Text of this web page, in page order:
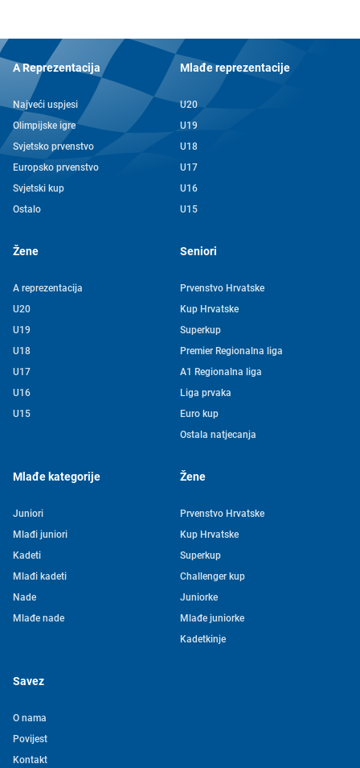
A Reprezentacija
Najveći uspjesi
Olimpijske igre
Svjetsko prvenstvo
Europsko prvenstvo
Svjetski kup
Ostalo
Mlađe reprezentacije
U20
U19
U18
U17
U16
U15
Žene
A reprezentacija
U20
U19
U18
U17
U16
U15
Seniori
Prvenstvo Hrvatske
Kup Hrvatske
Superkup
Premier Regionalna liga
A1 Regionalna liga
Liga prvaka
Euro kup
Ostala natjecanja
Mlađe kategorije
Juniori
Mlađi juniori
Kadeti
Mlađi kadeti
Nade
Mlađe nade
Žene
Prvenstvo Hrvatske
Kup Hrvatske
Superkup
Challenger kup
Juniorke
Mlađe juniorke
Kadetkinje
Savez
O nama
Povijest
Kontakt